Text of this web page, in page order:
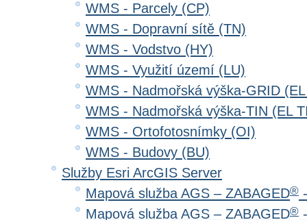
WMS - Parcely (CP)
WMS - Dopravní sítě (TN)
WMS - Vodstvo (HY)
WMS - Využití území (LU)
WMS - Nadmořská výška-GRID
WMS - Nadmořská výška-TIN (EL
WMS - Ortofotosnímky (OI)
WMS - Budovy (BU)
Služby Esri ArcGIS Server
Mapová služba AGS – ZABAGED®
Mapová služba AGS – ZABAGED®